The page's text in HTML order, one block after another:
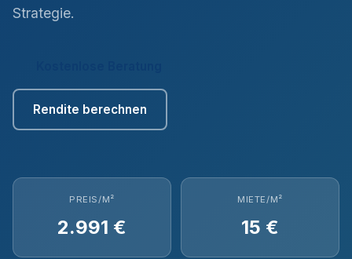
Strategie.
Rendite berechnen
PREIS/M²
2.991 €
MIETE/M²
15 €